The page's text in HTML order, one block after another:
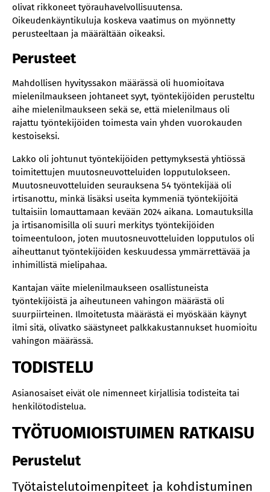
olivat rikkoneet työrauhavelvollisuutensa.
Oikeudenkäyntikuluja koskeva vaatimus on myönnetty
perusteeltaan ja määrältään oikeaksi.
Perusteet
Mahdollisen hyvityssakon määrässä oli huomioitava
mielenilmaukseen johtaneet syyt, työntekijöiden perusteltu
aihe mielenilmaukseen sekä se, että mielenilmaus oli
rajattu työntekijöiden toimesta vain yhden vuorokauden
kestoiseksi.
Lakko oli johtunut työntekijöiden pettymyksestä yhtiössä
toimitettujen muutosneuvotteluiden lopputulokseen.
Muutosneuvotteluiden seurauksena 54 työntekijää oli
irtisanottu, minkä lisäksi useita kymmeniä työntekijöitä
tultaisiin lomauttamaan kevään 2024 aikana. Lomautuksilla
ja irtisanomisilla oli suuri merkitys työntekijöiden
toimeentuloon, joten muutosneuvotteluiden lopputulos oli
aiheuttanut työntekijöiden keskuudessa ymmärrettävää ja
inhimillistä mielipahaa.
Kantajan väite mielenilmaukseen osallistuneista
työntekijöistä ja aiheutuneen vahingon määrästä oli
suurpiirteinen. Ilmoitetusta määrästä ei myöskään käynyt
ilmi sitä, olivatko säästyneet palkkakustannukset huomioitu
vahingon määrässä.
TODISTELU
Asianosaiset eivät ole nimenneet kirjallisia todisteita tai
henkilötodistelua.
TYÖTUOMIOISTUIMEN RATKAISU
Perustelut
Työtaistelutoimenpiteet ja kohdistuminen